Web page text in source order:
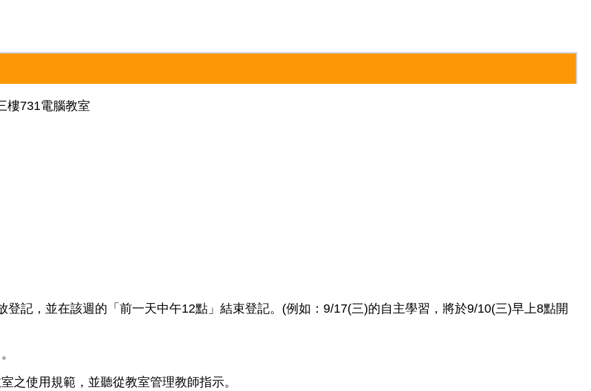
樓731電腦教室
記，並在該週的「前一天中午12點」結束登記。(例如：9/17(三)的自主學習，將於9/10(三)早上8點開
之使用規範，並聽從教室管理教師指示。